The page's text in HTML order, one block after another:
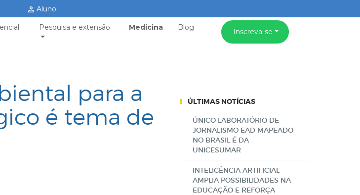
Aluno
Pesquisa e extensão Medicina Blog Inscreva-se
para a
é tema de
ÚLTIMAS NOTÍCIAS
ÚNICO LABORATÓRIO DE
JORNALISMO EAD MAPEADO
NO BRASIL É DA
UNICESUMAR
INTELIGÊNCIA ARTIFICIAL
AMPLIA POSSIBILIDADES NA
EDUCAÇÃO E REFORÇA